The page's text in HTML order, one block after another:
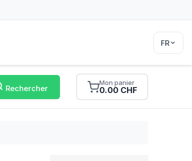
FR
Rechercher
Mon panier
0.00 CHF